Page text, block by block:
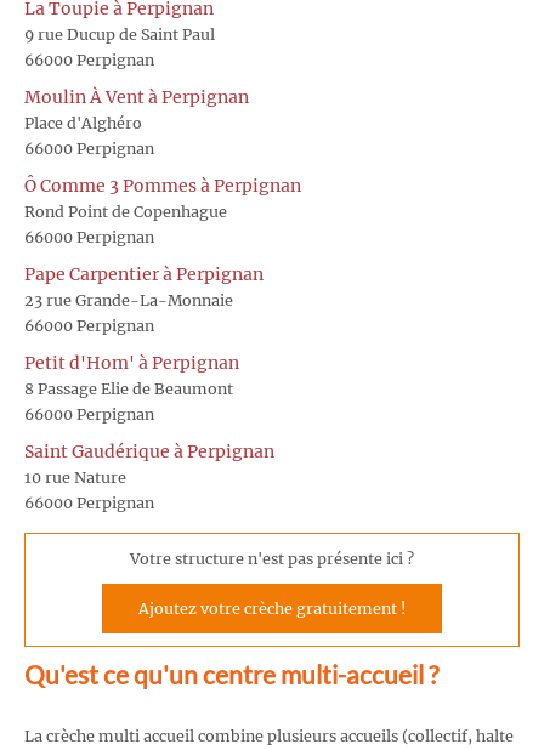
La Toupie à Perpignan
9 rue Ducup de Saint Paul
66000 Perpignan
Moulin À Vent à Perpignan
Place d'Alghéro
66000 Perpignan
Ô Comme 3 Pommes à Perpignan
Rond Point de Copenhague
66000 Perpignan
Pape Carpentier à Perpignan
23 rue Grande-La-Monnaie
66000 Perpignan
Petit d'Hom' à Perpignan
8 Passage Elie de Beaumont
66000 Perpignan
Saint Gaudérique à Perpignan
10 rue Nature
66000 Perpignan
Votre structure n'est pas présente ici ?
Ajoutez votre crèche gratuitement !
Qu'est ce qu'un centre multi-accueil ?
La crèche multi accueil combine plusieurs accueils (collectif, halte